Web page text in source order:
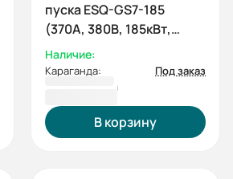
пуска ESQ-GS7-185
(370А, 380В, 185кВт,
встроенный
шунтирующий
Наличие:
Караганда: Под заказ
В корзину